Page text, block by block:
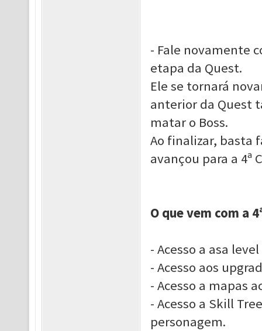
- Fale novamente
etapa da Quest.
Ele se tornará
anterior da Quest
matar o Boss.
Ao finalizar, basta
avançou para a 4ª
O que vem com a
- Acesso a asa level
- Acesso aos
- Acesso a mapas
- Acesso a Skill
personagem.